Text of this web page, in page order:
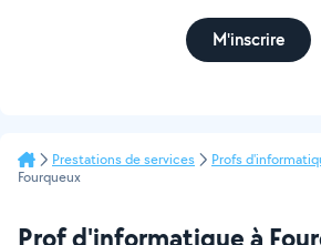
M'inscrire
Prestations de services Profs
Fourqueux
Prof d'informatique à